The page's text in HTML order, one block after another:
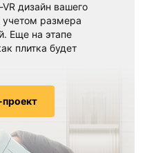
дизайн вашего
учетом размера
Еще на этапе
плитка будет
проект